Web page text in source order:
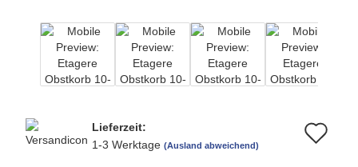
Lieferzeit:
1-3 Werktage (Ausland abweichend)